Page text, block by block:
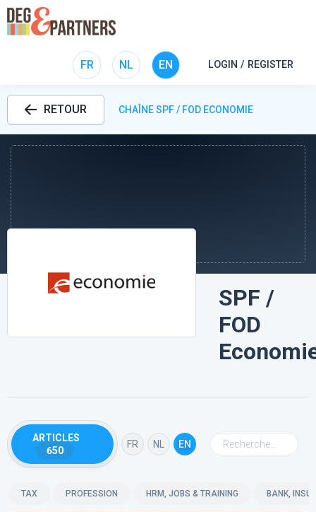
FR NL EN LOGIN / REGISTER
RETOUR CHAÎNE SPF / FOD ECONOMIE
SPF /
FOD
ARTICLES
650
FR NL EN
TAX PROFESSION HRM, JOBS & TRAINING BANK,